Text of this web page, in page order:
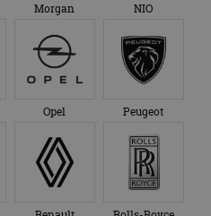
Morgan NIO
Opel Peugeot